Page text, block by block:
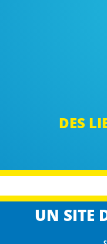
DES
UN SITE